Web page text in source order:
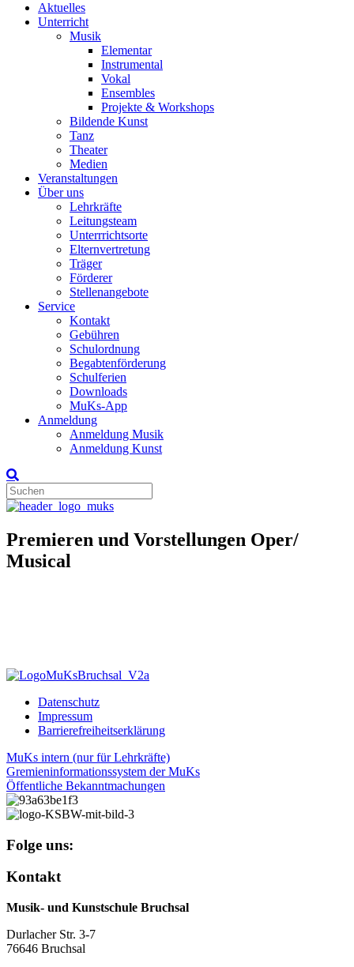
Aktuelles
Unterricht
Musik
Elementar
Instrumental
Vokal
Ensembles
Projekte & Workshops
Bildende Kunst
Tanz
Theater
Medien
Veranstaltungen
Über uns
Lehrkräfte
Leitungsteam
Unterrrichtsorte
Elternvertretung
Träger
Förderer
Stellenangebote
Service
Kontakt
Gebühren
Schulordnung
Begabtenförderung
Schulferien
Downloads
MuKs-App
Anmeldung
Anmeldung Musik
Anmeldung Kunst
Premieren und Vorstellungen Oper/
Musical
Datenschutz
Impressum
Barrierefreiheitserklärung
MuKs intern (nur für Lehrkräfte)
Gremieninformationssystem der MuKs
Öffentliche Bekanntmachungen
Folge uns:
Kontakt
Musik- und Kunstschule Bruchsal
Durlacher Str. 3-7
76646 Bruchsal